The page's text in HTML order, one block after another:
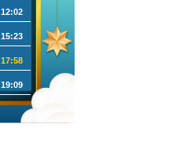
12:02
15:23
17:58
19:09